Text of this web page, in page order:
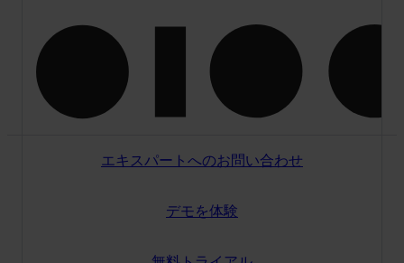
エキスパートへのお問い合わせ
デモを体験